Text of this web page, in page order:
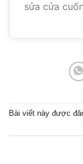
sửa cửa
Bài viết này được